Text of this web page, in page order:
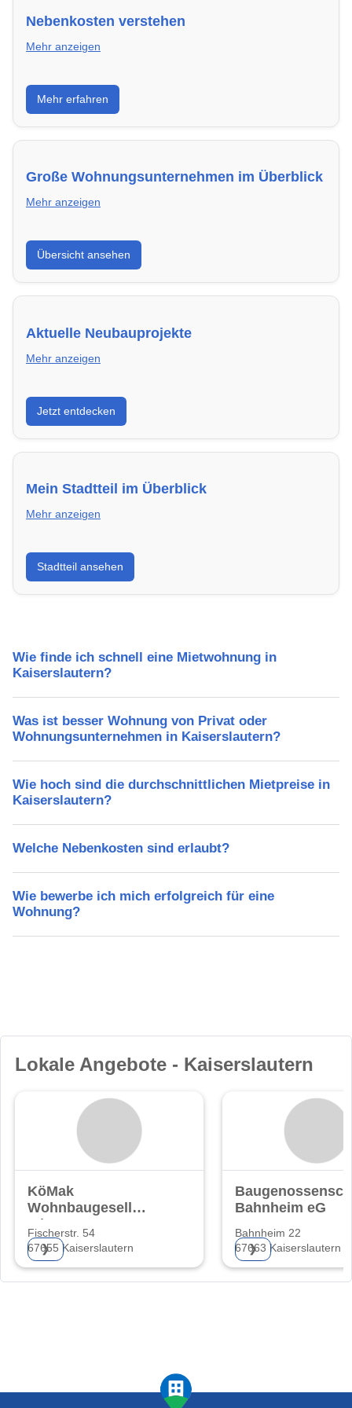
Nebenkosten verstehen
Mehr anzeigen
Erfahre, welche Nebenkosten rechtmäßig sind und
wie du deine monatliche Belastung optimieren
kannst.
Mehr erfahren
Große Wohnungsunternehmen im Überblick
Mehr anzeigen
Hier findest du die wichtigsten Anbieter in
Kaiserslautern – von Genossenschaften bis zu
privaten Vermietern.
Übersicht ansehen
Aktuelle Neubauprojekte
Mehr anzeigen
Entdecke Neubauprojekte in Kaiserslautern –
modern, energieeffizient und sofort bezugsfertig.
Jetzt entdecken
Mein Stadtteil im Überblick
Mehr anzeigen
Erfahre mehr über deinen Stadtteil in Kaiserslautern:
Lebensqualität, Verkehrsanbindung, Schulen,
Stadtteil ansehen
Wie finde ich schnell eine Mietwohnung in
Kaiserslautern?
Was ist besser Wohnung von Privat oder
Wohnungsunternehmen in Kaiserslautern?
Wie hoch sind die durchschnittlichen Mietpreise in
Kaiserslautern?
Welche Nebenkosten sind erlaubt?
Wie bewerbe ich mich erfolgreich für eine
Wohnung?
Lokale Angebote - Kaiserslautern
KöMak
Wohnbaugesellschaft
mbH & Co. KG
Fischerstr. 54
67655 Kaiserslautern
❯
Bahnheim eG
Bahnheim 22
67663 Kaiserslautern
❯